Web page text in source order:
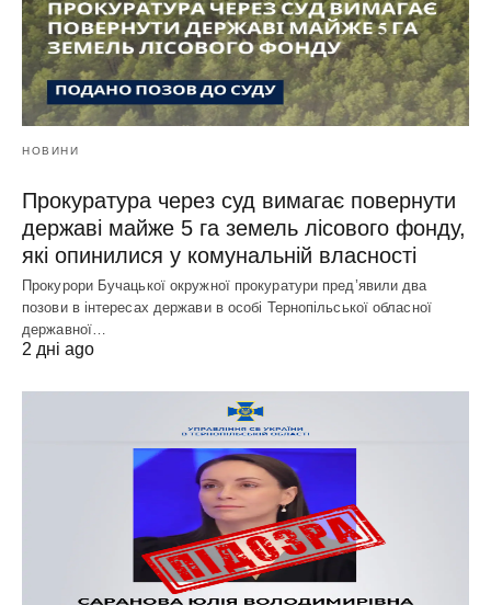
НОВИНИ
Прокуратура через суд вимагає повернути
державі майже 5 га земель лісового фонду,
які опинилися у комунальній власності
Прокурори Бучацької окружної прокуратури пред’явили два
позови в інтересах держави в особі Тернопільської обласної
державної…
2 дні ago